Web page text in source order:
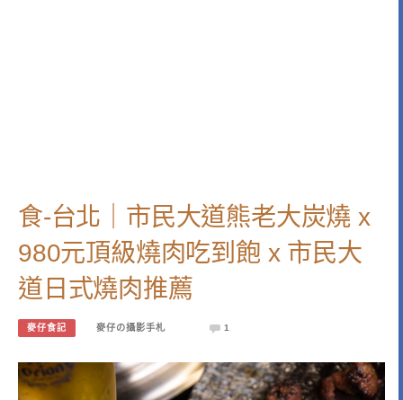
食-台北｜市民大道熊老大炭燒 x
980元頂級燒肉吃到飽 x 市民大
道日式燒肉推薦
麥仔食記 麥仔の攝影手札 1